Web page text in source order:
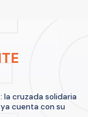
la cruzada solidaria
cuenta con su